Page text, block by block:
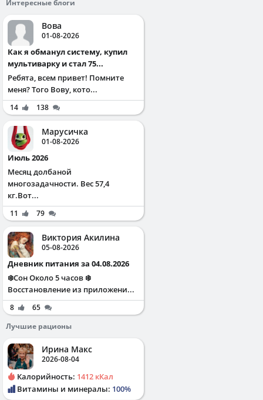
Интересные блоги
Вова
01-08-2026
Как я обманул систему, купил
мультиварку и стал 75...
Ребята, всем привет! Помните
меня? Того Вову, кото...
14 138
Марусичка
01-08-2026
Июль 2026
Месяц долбаной
многозадачности. Вес 57,4
кг.Вот...
11 79
Виктория Акилина
05-08-2026
Дневник питания за 04.08.2026
❄️Сон Около 5 часов ❄️
Восстановление из приложени...
8
65
Лучшие рационы
Ирина Макс
2026-08-04
Калорийность: 1412 кКал
Витамины и минералы: 100%